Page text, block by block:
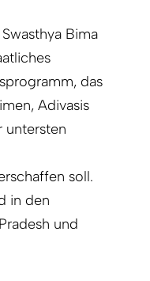
Bima
das
Adivasis
untersten
soll.
in den
und